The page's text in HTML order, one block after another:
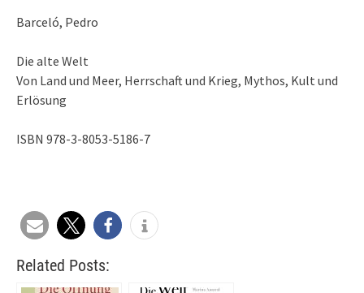
Barceló, Pedro
Die alte Welt
Von Land und Meer, Herrschaft und Krieg, Mythos, Kult und
Erlösung
ISBN 978-3-8053-5186-7
Related Posts: